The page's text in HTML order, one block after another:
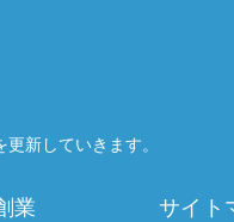
新していきます。
業 サイト